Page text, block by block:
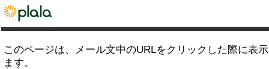
このページは、メール文中のURLをクリックした際に表
ます。